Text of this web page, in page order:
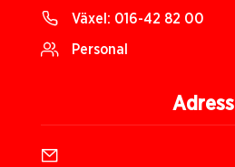
Växel: 016-42 82 00
Personal
Adress